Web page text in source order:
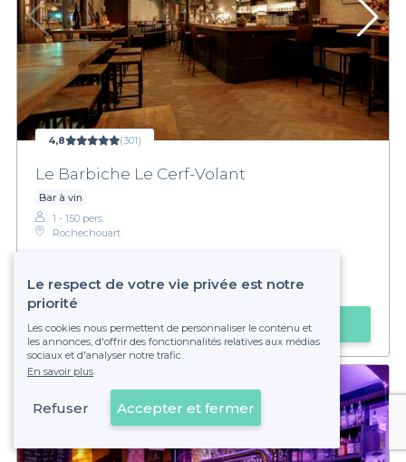
4,8 (301)
Le Barbiche Le Cerf-Volant
Bar à vin
1 - 150 pers.
Rochechouart
Privateaser :Happy hour prolongé jusqu'à 22h
Faire une demande
Voir sur la carte
Le respect de votre vie privée est notre
priorité
Les cookies nous permettent de personnaliser le contenu et
les annonces, d'offrir des fonctionnalités relatives aux médias
sociaux et d'analyser notre trafic.
En savoir plus
Refuser Accepter et fermer